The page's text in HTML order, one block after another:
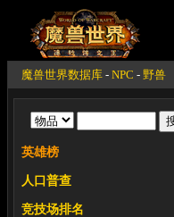
魔兽世界数据库 - NPC - 野兽
英雄榜
人口普查
竞技场排名